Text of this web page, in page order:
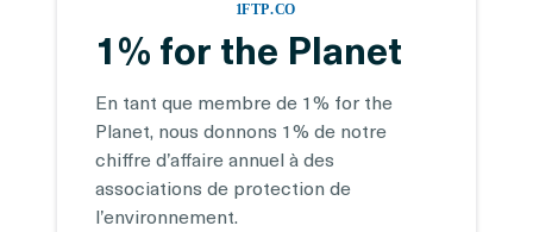
1% for the Planet
En tant que membre de 1% for the
Planet, nous donnons 1% de notre
chiffre d’affaire annuel à des
associations de protection de
l’environnement.